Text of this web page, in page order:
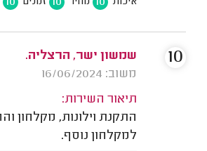
שמשון ישר, הרצליה.
משוב: 16/06/2024
תיאור השירות:
התקנת וילונות, מקלחון
למקלחון נוסף.
10